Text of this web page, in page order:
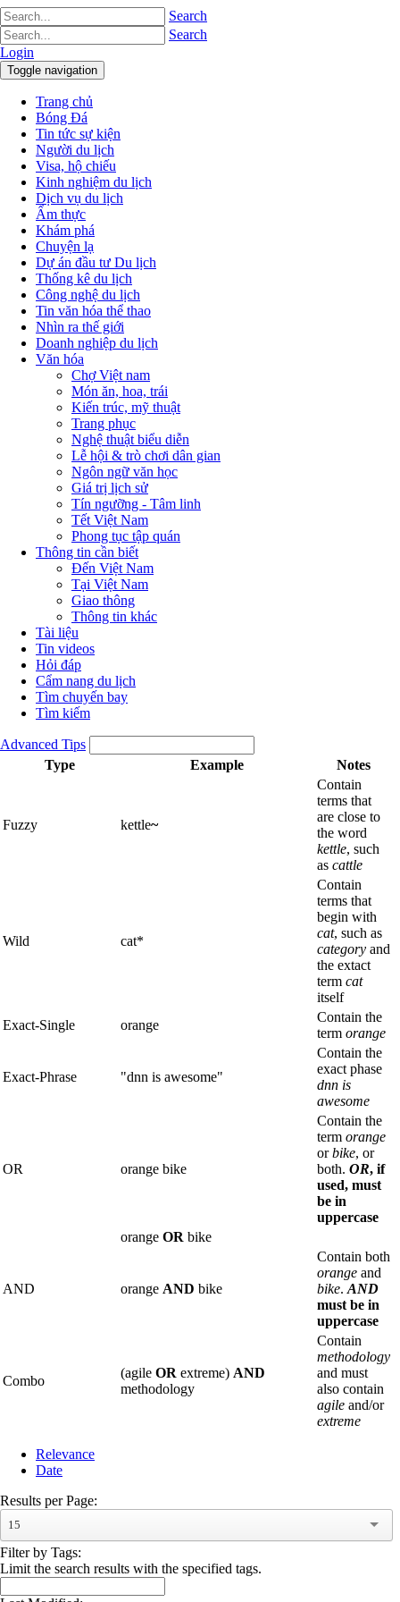
Search
Search
Login
Toggle navigation
Trang chủ
Bóng Đá
Tin tức sự kiện
Người du lịch
Visa, hộ chiếu
Kinh nghiệm du lịch
Dịch vụ du lịch
Ẩm thực
Khám phá
Chuyện lạ
Dự án đầu tư Du lịch
Thống kê du lịch
Công nghệ du lịch
Tin văn hóa thể thao
Nhìn ra thế giới
Doanh nghiệp du lịch
Văn hóa
Chợ Việt nam
Món ăn, hoa, trái
Kiến trúc, mỹ thuật
Trang phục
Nghệ thuật biểu diễn
Lễ hội & trò chơi dân gian
Ngôn ngữ văn học
Giá trị lịch sử
Tín ngưỡng - Tâm linh
Tết Việt Nam
Phong tục tập quán
Thông tin cần biết
Đến Việt Nam
Tại Việt Nam
Giao thông
Thông tin khác
Tài liệu
Tin videos
Hỏi đáp
Cẩm nang du lịch
Tìm chuyến bay
Tìm kiếm
Advanced Tips
Type
Example Notes
Fuzzy kettle~
Contain
terms that
are close to
the word
kettle, such
as cattle
Wild cat*
Contain
terms that
begin with
cat, such as
category and
the extact
term cat
itself
Exact-Single
orange
Contain the
term orange
Exact-Phrase "dnn is awesome"
Contain the
exact phase
dnn is
awesome
OR orange bike
Contain the
term orange
orbike, or
both. OR, if
used, must
be in
uppercase
orange OR bike
AND orange AND bike
Contain both
orange and
bike. AND
must be in
uppercase
Combo
(agile OR extreme) AND
methodology
Contain
methodology
and must
also contain
agile and/or
extreme
Relevance
Date
Results per Page:
15
Filter by Tags:
Limit the search results with the specified tags.